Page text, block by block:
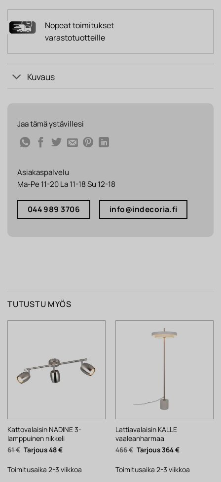
Nopeat toimitukset
varastotuotteille
Kuvaus
Jaa tämä ystävillesi
Asiakaspalvelu
Ma-Pe 11-20 La 11-18 Su 12-18
044 989 3706 info@indecoria.fi
TUTUSTU MYÖS
Kattovalaisin NADINE 3-
lamppuinen nikkeli
61€ Alkuperäinen
hinta
61 €.
48€Nykyinen
48 €.
Toimitusaika 2-3 viikkoa
Lattiavalaisin KALLE
vaaleanharmaa
466€ Alkuperäinen
hinta
466 €.
364€Nykyinen
364 €.
Toimitusaika 2-3 viikkoa